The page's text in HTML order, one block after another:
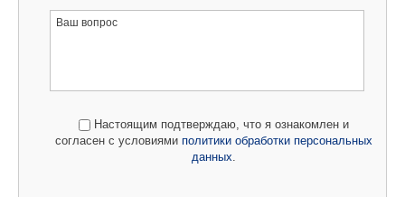
Настоящим подтверждаю, что я ознакомлен и
согласен с условиями политики обработки персональных
данных